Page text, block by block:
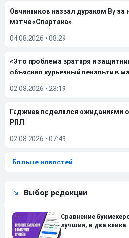
Овчинников назвал дураком Ву за
матче «Спартака»
04.08.2026 • 08:29
«Это проблема вратаря и
объяснил курьезный пенальти в
02.08.2026 • 23:19
Гаджиев поделился ожиданиями
РПЛ
02.08.2026 • 07:49
Больше новостей
Выбор редакции
Сравнение
лучший, в два клика